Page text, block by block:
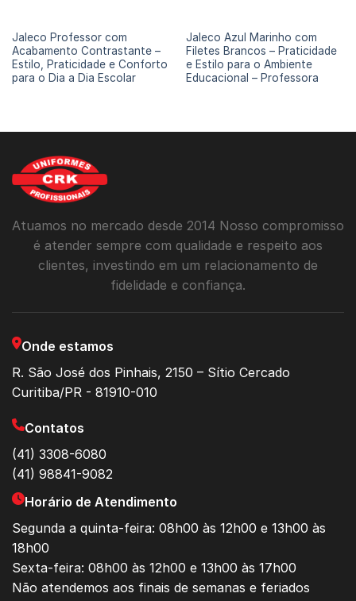
Jaleco Professor com
Acabamento Contrastante –
Estilo, Praticidade e Conforto
para o Dia a Dia Escolar
Jaleco Azul Marinho com
Filetes Brancos – Praticidade
e Estilo para o Ambiente
Educacional – Professora
Atuamos no mercado desde 2014 Nosso compromisso
é atender sempre com qualidade e respeito aos
clientes, investindo em um relacionamento de
fidelidade e confiança.
Onde estamos
R. São José dos Pinhais, 2150 – Sítio Cercado
Curitiba/PR - 81910-010
Contatos
(41) 3308-6080
(41) 98841-9082
Horário de Atendimento
Segunda a quinta-feira: 08h00 às 12h00 e 13h00 às
18h00
Sexta-feira: 08h00 às 12h00 e 13h00 às 17h00
Não atendemos aos finais de semanas e feriados